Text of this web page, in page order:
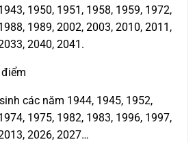
1950, 1951, 1958, 1959, 1972,
1989, 2002, 2003, 2010, 2011,
2040, 2041.
các năm 1944, 1945, 1952,
1975, 1982, 1983, 1996, 1997,
2026, 2027…